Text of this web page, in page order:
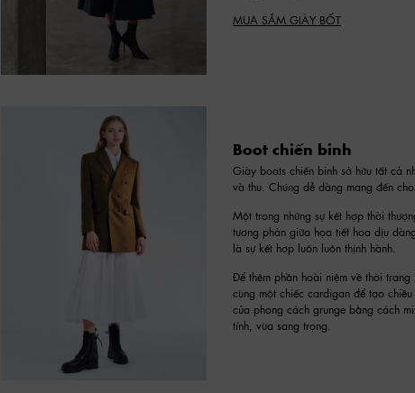
MUA SẮM GIÀY BỐT
Boot chiến binh
Giày boots chiến binh sở hữu tất cả
và thu. Chúng dễ dàng mang đến
Một trong những sự kết hợp thời
tương phản giữa họa tiết hoa dịu
là sự kết hợp luôn luôn thịnh hành.
Để thêm phần hoài niệm về thời
cùng một chiếc cardigan để tạo
của phong cách grunge bằng cách
tính, vừa sang trọng.